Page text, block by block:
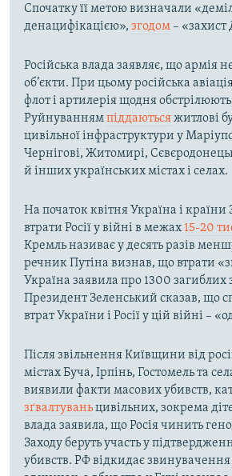
Спочатку її метою визначали
денацифікацією», згодом– «захист
Російська влада заявляє, що армія
об’єкти. При цьому російська
флот і артилерія щодня обстрілюють
Руйнуваннямпіддаютьсяжитлові
цивільної інфраструктури у
Чернігові, Житомирі,
й інших українських містах і селах.
На початок квітня Україна і
втрати Росії у війні в межах 15-20
Кремль називає у десять разів
речник Путіна визнав, що втрати
Україна заявила про 1300 загиблих
Президент Зеленський сказав, що
втрат України і Росії у цій війні –
Після звільнення Київщини від
містах Буча, Ірпінь, Гостомель та
виявили факти масових убивств,
зґвалтуваньцивільних, зокрема
влада заявила, що Росія чинить
Заходу беруть участь у
убивств. РФ відкидає